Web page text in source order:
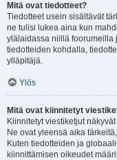
Mitä ovat tiedotteet?
Tiedotteet usein sisältävät
ne tulisi lukea aina kun
ylälaidassa niillä foorumeilla
tiedotteiden kohdalla,
ylläpitäjä.
Ylös
Mitä ovat kiinnitetyt
Kiinnitetyt viestiketjut
Ne ovat yleensä aika
Kuten tiedotteiden ja
kiinnittämisen oikeudet